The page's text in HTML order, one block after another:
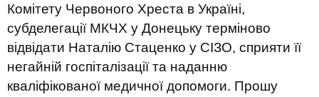
Комітету Червоного Хреста в Україні,
субделегації МКЧХ у Донецьку терміново
відвідати Наталію Стаценко у СІЗО, сприяти її
негайній госпіталізації та наданню
кваліфікованої медичної допомоги. Прошу